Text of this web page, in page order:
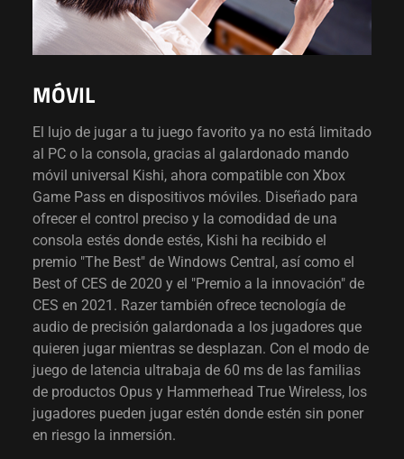
MÓVIL
El lujo de jugar a tu juego favorito ya no está limitado
al PC o la consola, gracias al galardonado mando
móvil universal Kishi, ahora compatible con Xbox
Game Pass en dispositivos móviles. Diseñado para
ofrecer el control preciso y la comodidad de una
consola estés donde estés, Kishi ha recibido el
premio "The Best" de Windows Central, así como el
Best of CES de 2020 y el "Premio a la innovación" de
CES en 2021. Razer también ofrece tecnología de
audio de precisión galardonada a los jugadores que
quieren jugar mientras se desplazan. Con el modo de
juego de latencia ultrabaja de 60 ms de las familias
de productos Opus y Hammerhead True Wireless, los
jugadores pueden jugar estén donde estén sin poner
en riesgo la inmersión.